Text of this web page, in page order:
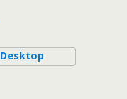
Desktop